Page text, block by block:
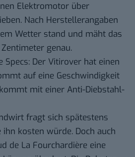
Elektromotor über
Nach Herstellerangaben
Wetter stand und mäht das
genau.
Specs: Der Vitirover hat einen
auf eine Geschwindigkeit
mit einer Anti-Diebstahl-
fragt sich spätestens
ihn kosten würde. Doch auch
de La Fourchardière eine